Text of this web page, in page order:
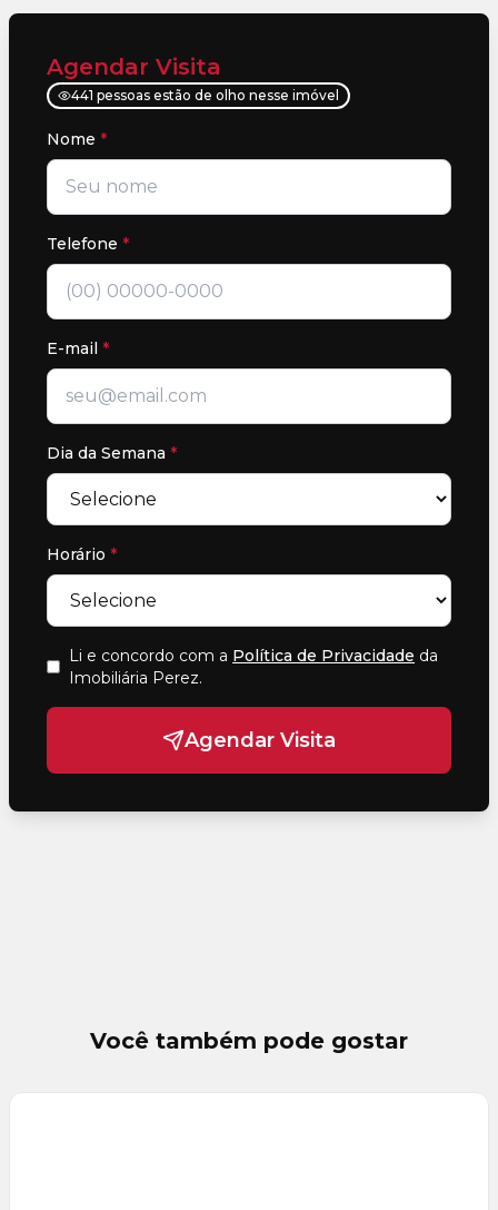
Agendar Visita
441 pessoas estão de olho nesse imóvel
Nome *
Telefone *
E-mail *
Dia da Semana *
Horário *
Li e concordo com a Política de Privacidade da
Imobiliária Perez.
Agendar Visita
Você também pode gostar